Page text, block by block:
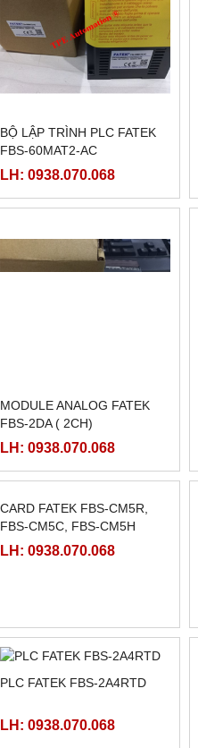
BỘ LẬP TRÌNH PLC FATEK
FBS-60MAT2-AC
LH: 0938.070.068
MODULE ANALOG FATEK
FBS-2DA ( 2CH)
LH: 0938.070.068
CARD FATEK FBS-CM5R,
LH: 0938.070.068